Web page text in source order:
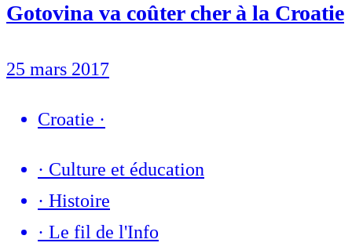
Gotovina va coûter cher à la Croatie
25 mars 2017
Croatie ·
· Culture et éducation
· Histoire
· Le fil de l'Info